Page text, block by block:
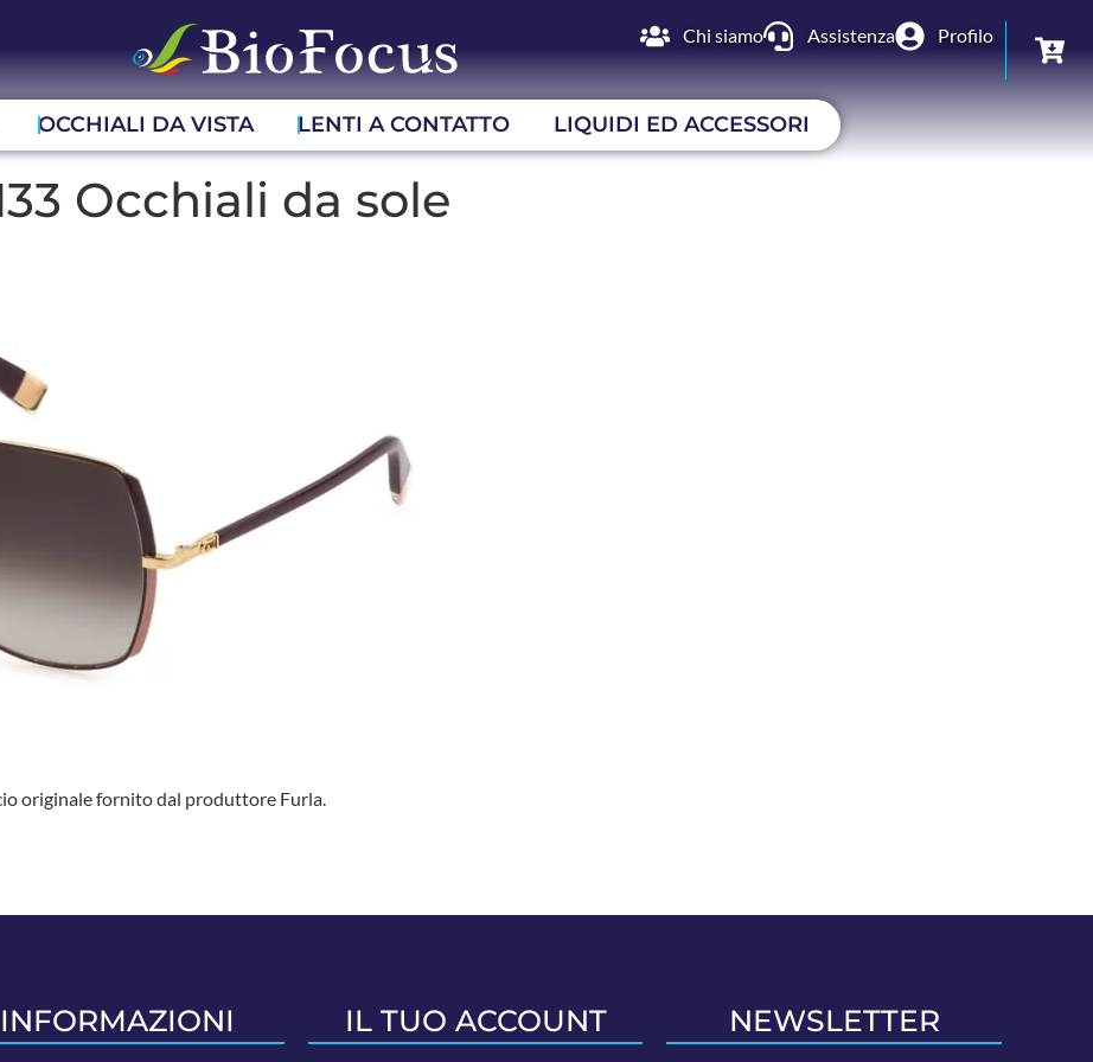
Chi siamo Assistenza Profilo
OCCHIALI DA VISTA LENTI A CONTATTO LIQUIDI ED ACCESSORI
Occhiali da sole
originale fornito dal produttore Furla.
INFORMAZIONI IL TUO ACCOUNT NEWSLETTER